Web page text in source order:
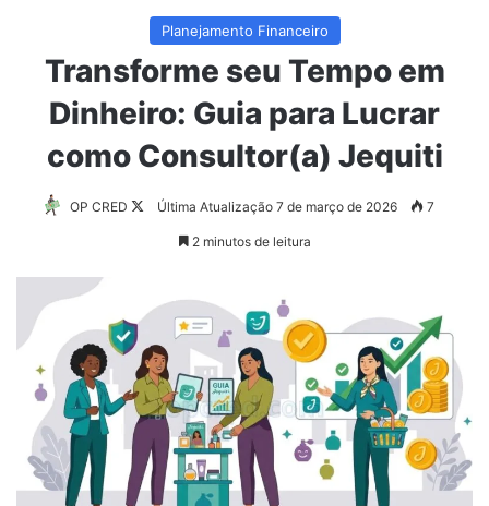
Planejamento Financeiro
Transforme seu Tempo em
Dinheiro: Guia para Lucrar
como Consultor(a) Jequiti
OP CRED
Follow
Última Atualização 7 de março de 2026 7
2 minutos de leitura